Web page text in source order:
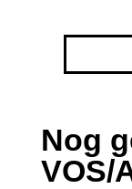
Nog
VOS/